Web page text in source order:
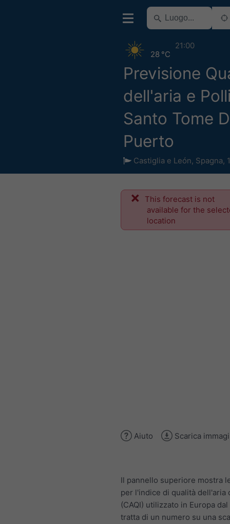
Previsione
dell'aria e
Santo Tome
Puerto
Castiglia e León, Spagna,
28 °C
21:00
This forecast is not
available for the
location
Aiuto Scarica
Il pannello superiore mostra
per l'indice di qualità dell'aria
(CAQI) utilizzato in Europa
tratta di un numero su una